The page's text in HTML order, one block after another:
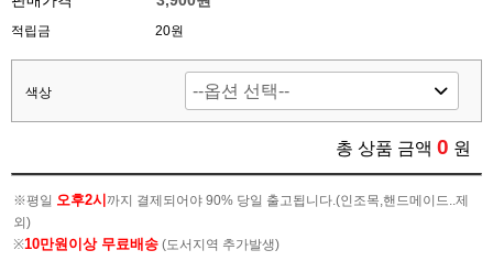
적립금 20원
색상
총 상품 금액 0 원
※평일 오후2시 까지 결제되어야 90% 당일 출고됩니다.(인조목,핸드메이드..제
외)
※10만원이상 무료배송 (도서지역 추가발생)